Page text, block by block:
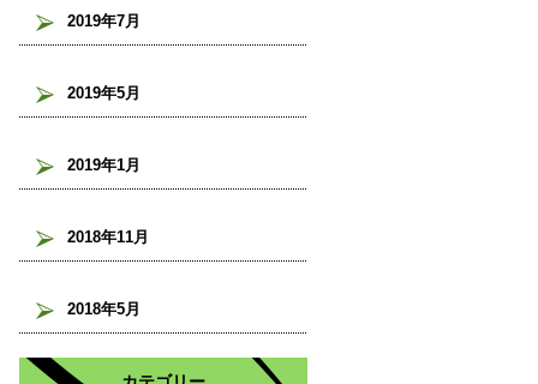
2019年7月
2019年5月
2019年1月
2018年11月
2018年5月